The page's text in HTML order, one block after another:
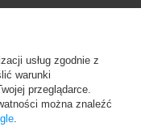
usług zgodnie z
warunki
przeglądarce.
można znaleźć
.